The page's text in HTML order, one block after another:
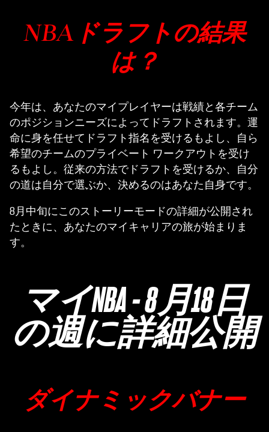
NBAドラフトの結果
は？
今年は、あなたのマイプレイヤーは戦績と各チーム
のポジションニーズによってドラフトされます。運
命に身を任せてドラフト指名を受けるもよし、自ら
希望のチームのプライベート ワークアウトを受け
るもよし。従来の方法でドラフトを受けるか、自分
の道は自分で選ぶか、決めるのはあなた自身です。
8月中旬にこのストーリーモードの詳細が公開され
たときに、あなたのマイキャリアの旅が始まりま
す。
マイNBA - 8月18日
の週に詳細公開
ダイナミックバナー